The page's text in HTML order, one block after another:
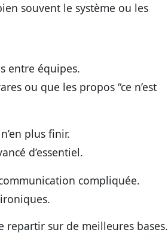
souvent le système ou les
entre équipes.
ou que les propos “ce n’est
plus finir.
d’essentiel.
compliquée.
repartir sur de meilleures bases.